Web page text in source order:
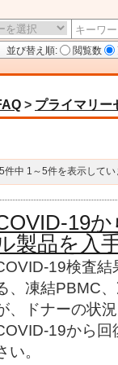
並び替え順: 閲覧数
> プライマリー
5件中 1～5件を表示してい
19
製品を入
19検査結
、凍結PBMC
、ドナーの状
19から回
い。